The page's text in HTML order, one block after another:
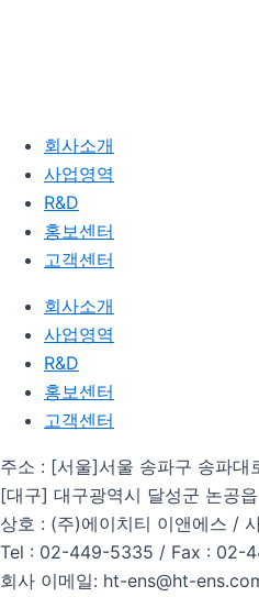
회사소개
사업영역
R&D
홍보센터
고객센터
회사소개
사업영역
R&D
홍보센터
고객센터
주소 : [서울]서울 송파구 송파
[대구] 대구광역시 달성군 논공
상호 : (주)에이치티 이앤에스 /
Tel : 02-449-5335 / Fax : 02-
회사 이메일: ht-ens@ht-